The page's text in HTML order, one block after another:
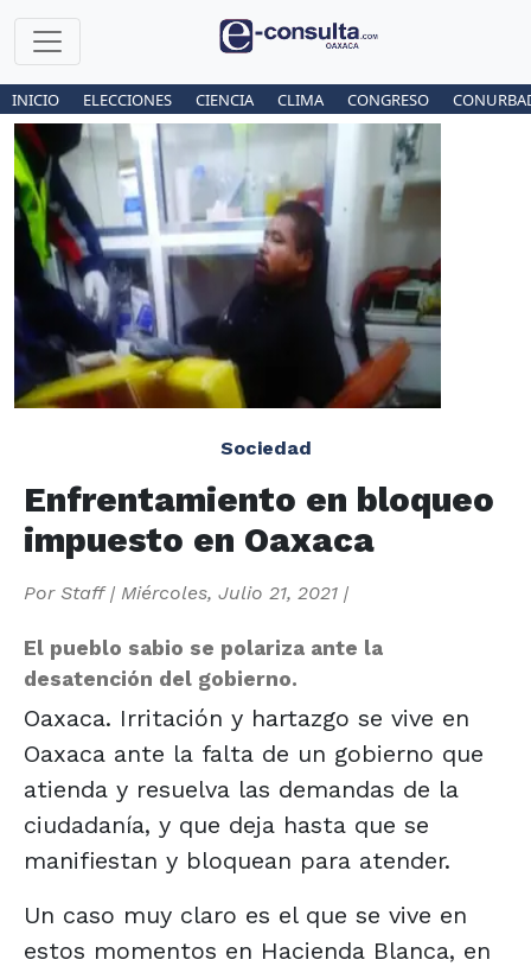
INICIO ELECCIONES CIENCIA CLIMA CONGRESO
Sociedad
Enfrentamiento en bloqueo
impuesto en Oaxaca
Por Staff| Miércoles, Julio 21, 2021 |
El pueblo sabio se polariza ante la
desatención del gobierno.
Oaxaca. Irritación y hartazgo se vive en
Oaxaca ante la falta de un gobierno que
atienda y resuelva las demandas de la
ciudadanía, y que deja hasta que se
manifiestan y bloquean para atender.
Un caso muy claro es el que se vive en
estos momentos en Hacienda Blanca, en